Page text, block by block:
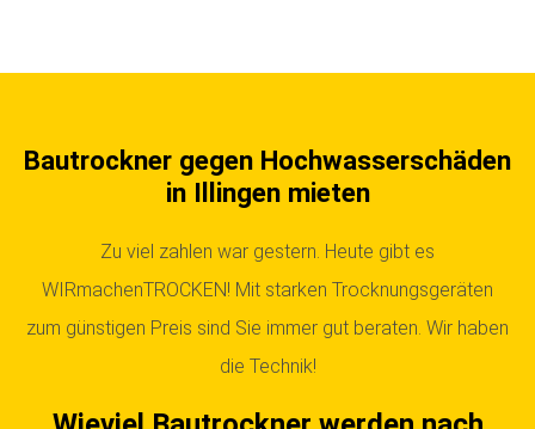
Bautrockner gegen Hochwasserschäden
in Illingen mieten
Zu viel zahlen war gestern. Heute gibt es
WIRmachenTROCKEN! Mit starken Trocknungsgeräten
zum günstigen Preis sind Sie immer gut beraten. Wir haben
die Technik!